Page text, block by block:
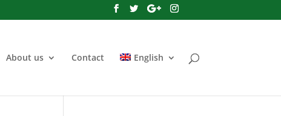
About us Contact English